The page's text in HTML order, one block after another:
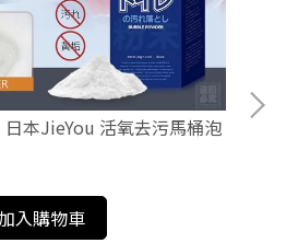
本JieYou 活氧去污馬桶泡
入購物車